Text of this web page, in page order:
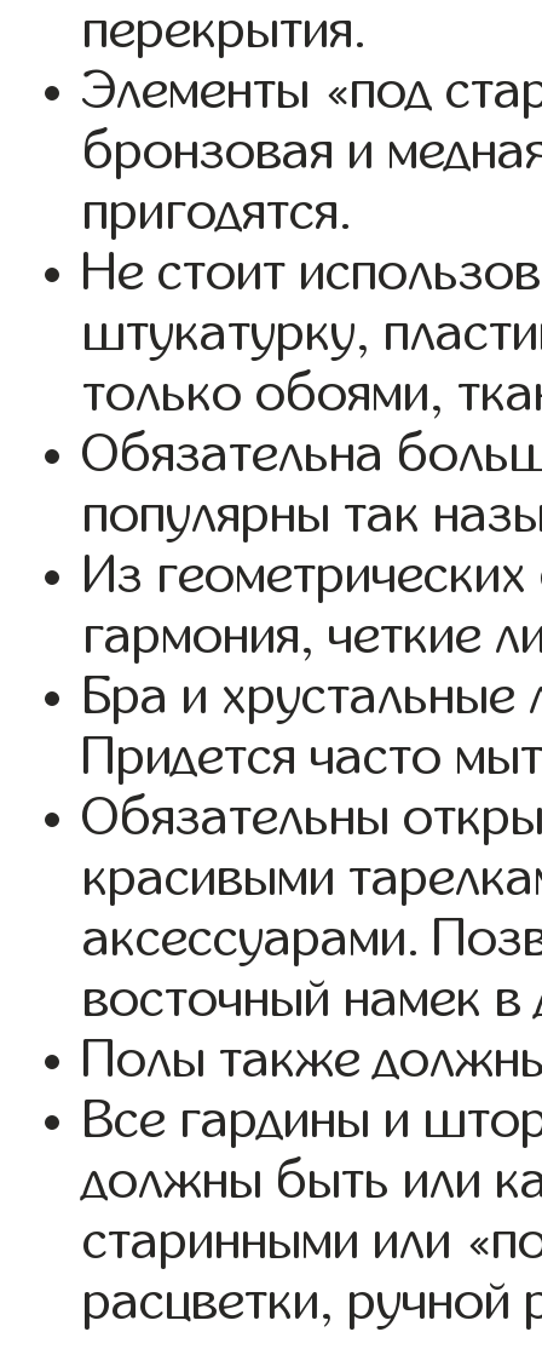
перекрытия.
Элементы «под
бронзовая и
пригодятся.
Не стоит
штукатурку,
только обоями,
Обязательна
популярны так
Из
гармония, четкие
Бра и хрустальные
Придется часто
Обязательны
красивыми
аксессуарами.
восточный намек в
Полы также
Все гардины и
должны быть или
старинными или
расцветки, ручной